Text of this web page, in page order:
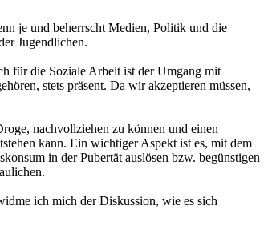
je und beherrscht Medien, Politik und die
Jugendlichen.
für die Soziale Arbeit ist der Umgang mit
stets präsent. Da wir akzeptieren müssen,
nachvollziehen zu können und einen
kann. Ein wichtiger Aspekt ist es, mit dem
in der Pubertät auslösen bzw. begünstigen
ich mich der Diskussion, wie es sich